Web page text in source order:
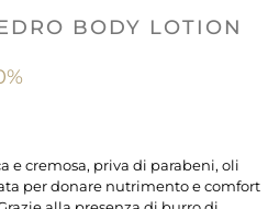
BODY LOTION
e cremosa, priva di parabeni, oli
per donare nutrimento e comfort